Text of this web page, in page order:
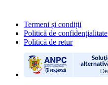
Termeni și condiții
Politică de confidențialitate
Politică de retur